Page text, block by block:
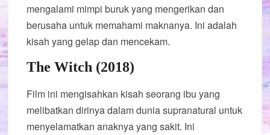
mengalami mimpi buruk yang mengerikan dan
berusaha untuk memahami maknanya. Ini adalah
kisah yang gelap dan mencekam.
The Witch (2018)
Film ini mengisahkan kisah seorang ibu yang
melibatkan dirinya dalam dunia supranatural untuk
menyelamatkan anaknya yang sakit. Ini